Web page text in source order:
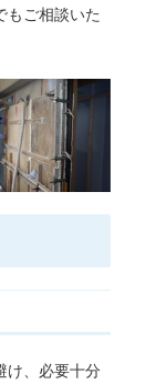
もご相談いた
け、必要十分